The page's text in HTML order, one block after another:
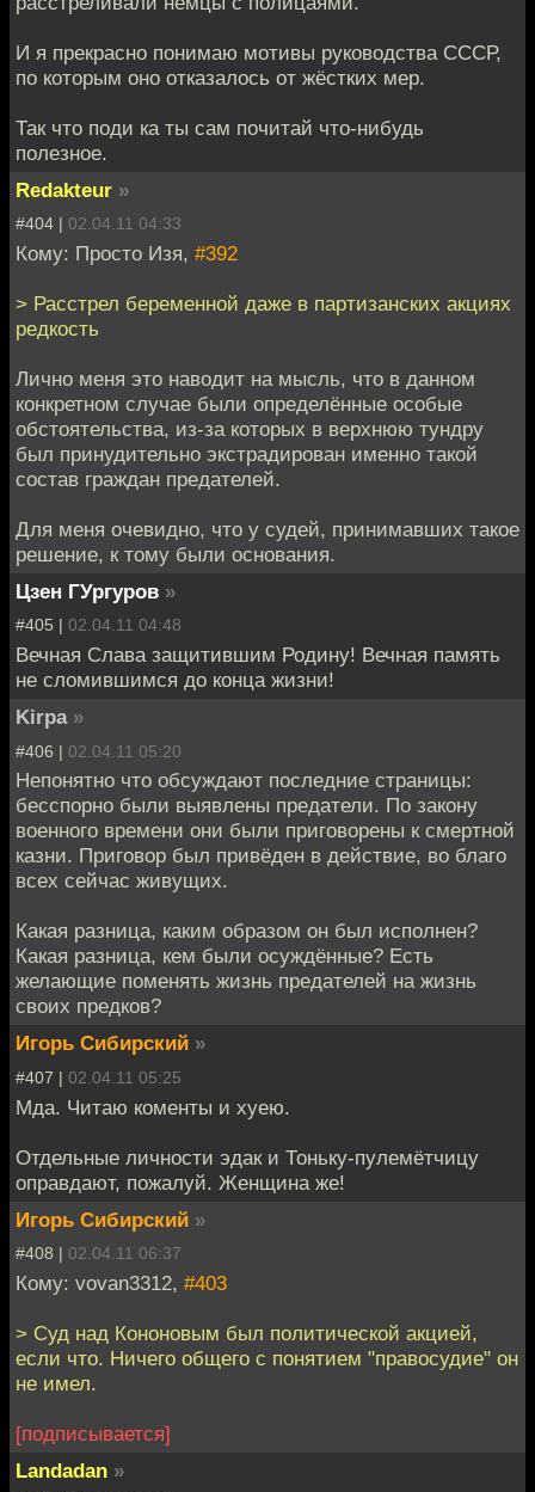
И я прекрасно понимаю мотивы руководства СССР,
по которым оно отказалось от жёстких мер.
Так что поди ка ты сам почитай что-нибудь
полезное.
Redakteur »
#404 | 02.04.11 04:33
Кому: Просто Изя, #392
> Расстрел беременной даже в партизанских акциях
редкость
Лично меня это наводит на мысль, что в данном
конкретном случае были определённые особые
обстоятельства, из-за которых в верхнюю тундру
был принудительно экстрадирован именно такой
состав граждан предателей.
Для меня очевидно, что у судей, принимавших такое
решение, к тому были основания.
Цзен ГУргуров »
#405 | 02.04.11 04:48
Вечная Слава защитившим Родину! Вечная память
не сломившимся до конца жизни!
Kirpa »
#406 | 02.04.11 05:20
Непонятно что обсуждают последние страницы:
бесспорно были выявлены предатели. По закону
военного времени они были приговорены к смертной
казни. Приговор был привёден в действие, во благо
всех сейчас живущих.
Какая разница, каким образом он был исполнен?
Какая разница, кем были осуждённые? Есть
желающие поменять жизнь предателей на жизнь
своих предков?
Игорь Сибирский »
#407 | 02.04.11 05:25
Мда. Читаю коменты и хуею.
Отдельные личности эдак и Тоньку-пулемётчицу
оправдают, пожалуй. Женщина же!
Игорь Сибирский »
#408 | 02.04.11 06:37
Кому: vovan3312, #403
> Суд над Кононовым был политической акцией,
если что. Ничего общего с понятием "правосудие" он
не имел.
[подписывается]
Landadan »